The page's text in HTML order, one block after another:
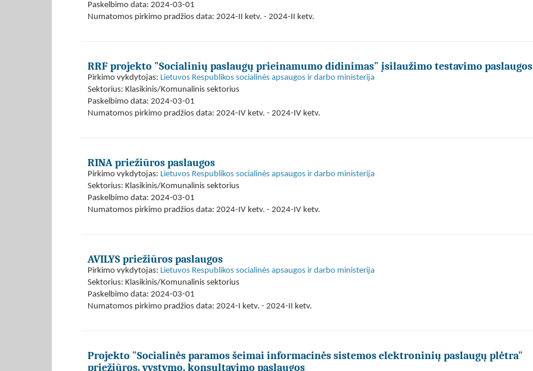
Paskelbimo data: 2024-03-01
Numatomos pirkimo pradžios data: 2024-II ketv. - 2024-II ketv.
RRF projekto "Socialinių paslaugų prieinamumo didinimas" įsilaužimo testavimo paslaugos
Pirkimo vykdytojas: Lietuvos Respublikos socialinės apsaugos ir darbo ministerija
Sektorius: Klasikinis/Komunalinis sektorius
Paskelbimo data: 2024-03-01
Numatomos pirkimo pradžios data: 2024-IV ketv. - 2024-IV ketv.
RINA priežiūros paslaugos
Pirkimo vykdytojas: Lietuvos Respublikos socialinės apsaugos ir darbo ministerija
Sektorius: Klasikinis/Komunalinis sektorius
Paskelbimo data: 2024-03-01
Numatomos pirkimo pradžios data: 2024-IV ketv. - 2024-IV ketv.
AVILYS priežiūros paslaugos
Pirkimo vykdytojas: Lietuvos Respublikos socialinės apsaugos ir darbo ministerija
Sektorius: Klasikinis/Komunalinis sektorius
Paskelbimo data: 2024-03-01
Numatomos pirkimo pradžios data: 2024-I ketv. - 2024-II ketv.
Projekto "Socialinės paramos šeimai informacinės sistemos elektroninių paslaugų plėtra"
priežiūros, vystymo, konsultavimo paslaugos